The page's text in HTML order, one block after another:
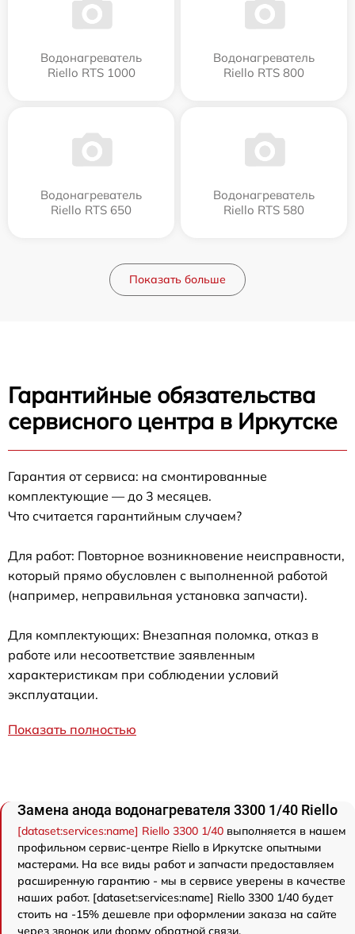
Водонагреватель
Riello RTS 1000
Водонагреватель
Riello RTS 800
Водонагреватель
Riello RTS 650
Водонагреватель
Riello RTS 580
Показать больше
Гарантийные обязательства
сервисного центра в Иркутске
Гарантия от сервиса: на смонтированные
комплектующие — до 3 месяцев.
Что считается гарантийным случаем?
Для работ: Повторное возникновение неисправности,
который прямо обусловлен с выполненной работой
(например, неправильная установка запчасти).
Для комплектующих: Внезапная поломка, отказ в
работе или несоответствие заявленным
характеристикам при соблюдении условий
эксплуатации.
Показать полностью
Замена анода водонагревателя 3300 1/40 Riello
[dataset:services:name] Riello 3300 1/40 выполняется в нашем
профильном сервис-центре Riello в Иркутске опытными
мастерами. На все виды работ и запчасти предоставляем
расширенную гарантию - мы в сервисе уверены в качестве
наших работ. [dataset:services:name] Riello 3300 1/40 будет
стоить на -15% дешевле при оформлении заказа на сайте
через звонок или форму обратной связи.